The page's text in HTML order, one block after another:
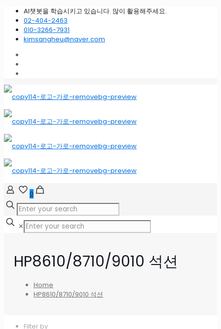
AI챗봇을 학습시키고 있습니다. 많이 활용해주세요.
02-404-2463
010-3266-7931
kimsangheu@naver.com
0
✕
HP8610/8710/9010 석션
Home
HP8610/8710/9010 석션
Filter by